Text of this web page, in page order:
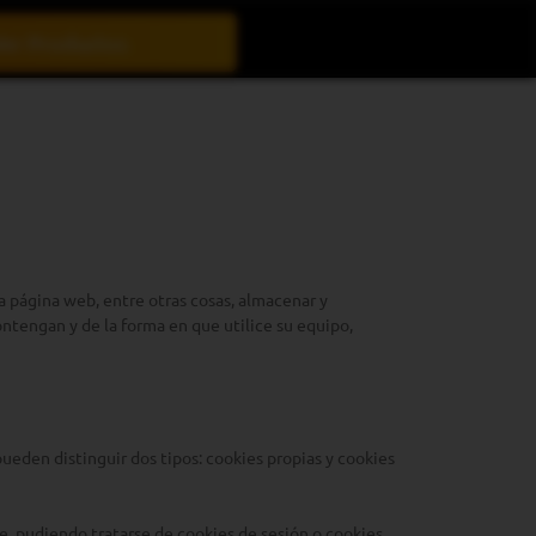
web, entre otras cosas, almacenar y
y de la forma en que utilice su equipo,
distinguir dos tipos: cookies propias y cookies